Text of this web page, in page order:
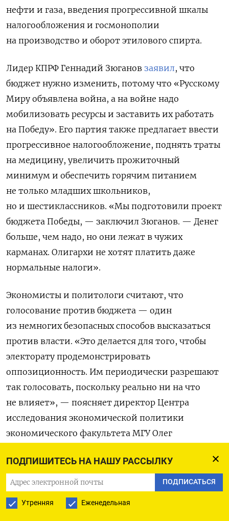
ПОДПИШИТЕСЬ НА НАШУ РАССЫЛКУ
ПОДПИСАТЬСЯ
Утренняя Еженедельная
нефти и газа, введения прогрессивной шкалы
налогообложения и госмонополии
на производство и оборот этилового спирта.
Лидер КПРФ Геннадий Зюганов заявил, что
бюджет нужно изменить, потому что «Русскому
Миру объявлена война, а на войне надо
мобилизовать ресурсы и заставить их работать
на Победу». Его партия также предлагает ввести
прогрессивное налогообложение, поднять траты
на медицину, увеличить прожиточный
минимум и обеспечить горячим питанием
не только младших школьников,
но и шестиклассников. «Мы подготовили проект
бюджета Победы, — заключил Зюганов. — Денег
больше, чем надо, но они лежат в чужих
карманах. Олигархи не хотят платить даже
нормальные налоги».
Экономисты и политологи считают, что
голосование против бюджета — один
из немногих безопасных способов высказаться
против власти. «Это делается для того, чтобы
электорату продемонстрировать
оппозиционность. Им периодически разрешают
так голосовать, поскольку реально ни на что
не влияет», — поясняет директор Центра
исследования экономической политики
экономического факультета МГУ Олег
проверенный: его уже применяли в прошлые
годы.
Политолог Аббас Галлямов поясняет, что